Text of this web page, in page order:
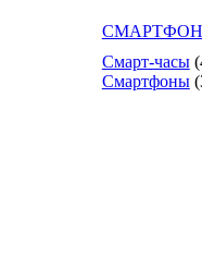
Смарт-часы
Смартфоны